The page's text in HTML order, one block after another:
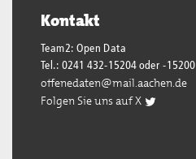
Kontakt
Team2: Open Data
Tel.: 0241 432-15204 oder -15200
offenedaten@mail.aachen.de
Folgen Sie uns auf X